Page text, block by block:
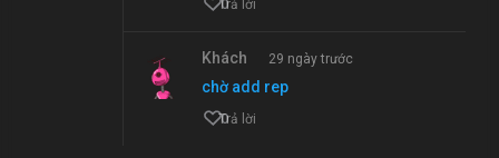
0
Trả lời
Khách 29 ngày trước
chờ add rep
0
Trả lời